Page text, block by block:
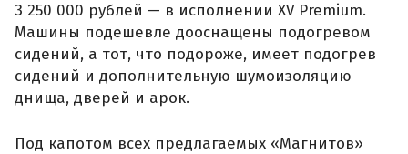
3 250 000 рублей — в исполнении XV Premium.
Машины подешевле дооснащены подогревом
сидений, а тот, что подороже, имеет подогрев
сидений и дополнительную шумоизоляцию
днища, дверей и арок.
Под капотом всех предлагаемых «Магнитов»